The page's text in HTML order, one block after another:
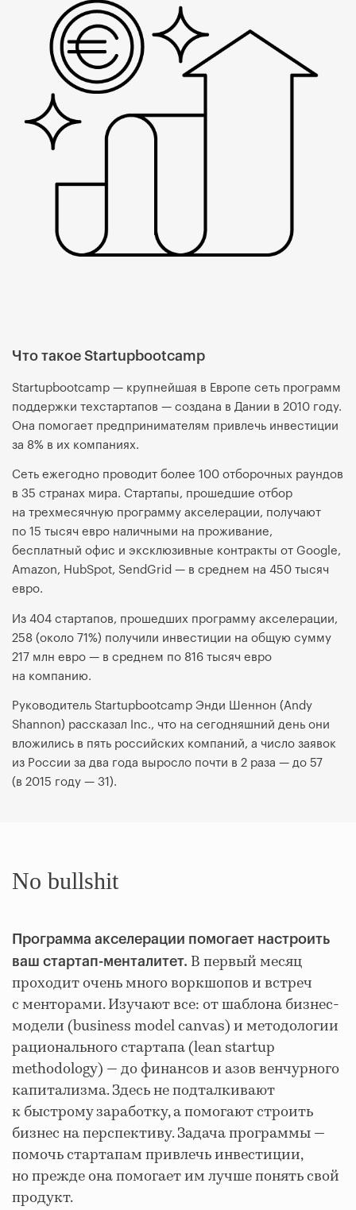
Что такое Startupbootcamp
Startupbootcamp — крупнейшая в Европе сеть программ
поддержки техстартапов — создана в Дании в 2010 году.
Она помогает предпринимателям привлечь инвестиции
за 8% в их компаниях.
Сеть ежегодно проводит более 100 отборочных раундов
в 35 странах мира. Стартапы, прошедшие отбор
на трехмесячную программу акселерации, получают
по 15 тысяч евро наличными на проживание,
бесплатный офис и эксклюзивные контракты от Google,
Amazon, HubSpot, SendGrid — в среднем на 450 тысяч
евро.
Из 404 стартапов, прошедших программу акселерации,
258 (около 71%) получили инвестиции на общую сумму
217 млн евро — в среднем по 816 тысяч евро
на компанию.
Руководитель Startupbootcamp Энди Шеннон (Andy
Shannon) рассказал Inc., что на сегодняшний день они
вложились в пять российских компаний, а число заявок
из России за два года выросло почти в 2 раза — до 57
(в 2015 году — 31).
No bullshit
Программа акселерации помогает настроить
ваш стартап-менталитет. В первый месяц
проходит очень много воркшопов и встреч
с менторами. Изучают все: от шаблона бизнес-
модели (business model canvas) и методологии
рационального стартапа (lean startup
methodology) — до финансов и азов венчурного
капитализма. Здесь не подталкивают
к быстрому заработку, а помогают строить
бизнес на перспективу. Задача программы —
помочь стартапам привлечь инвестиции,
но прежде она помогает им лучше понять свой
продукт.